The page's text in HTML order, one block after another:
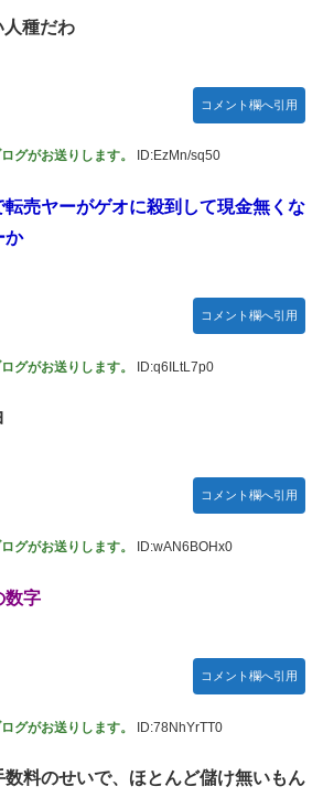
人種だわ
コメント欄へ引用
グがお送りします。 ID:EzMn/sq50
売ヤーがゲオに殺到して現金無くな
か
コメント欄へ引用
グがお送りします。 ID:q6ILtL7p0
コメント欄へ引用
グがお送りします。 ID:wAN6BOHx0
数字
コメント欄へ引用
グがお送りします。 ID:78NhYrTT0
数料のせいで、ほとんど儲け無いもん